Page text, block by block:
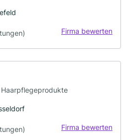
Firma bewerten
Haarpflegeprodukte
Firma bewerten